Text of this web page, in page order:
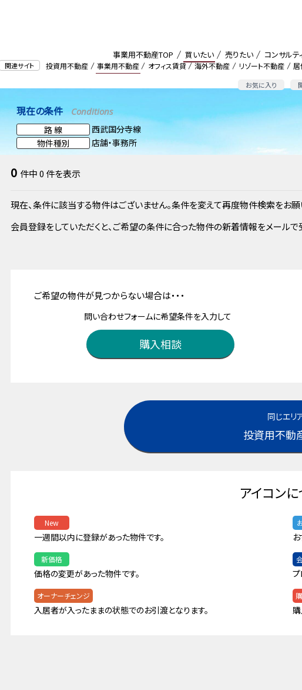
関連サイト 投資用不動産 事業用不動産 オフィス賃貸 海外不動産 リゾート不動産
お気に入り
事業用不動産TOP 買いたい 売りたい コンサルテ
現在の条件 Conditions
路 線
西武国分寺線
物件種別
店舗・事務所
0 件中0 件を表示
現在、条件に該当する物件はございません。条件を変えて再度物件検索をお願
会員登録をしていただくと、ご希望の条件に合った物件の新着情報をメールで
ご希望の物件が見つからない場合は・・・
問い合わせフォームに希望条件を入力して
購入相談
同じエリ
投資用不動
アイコン
New
一週間以内に登録があった物件です。
新価格
価格の変更があった物件です。
オーナーチェンジ
入居者が入ったままの状態でのお引渡となります。